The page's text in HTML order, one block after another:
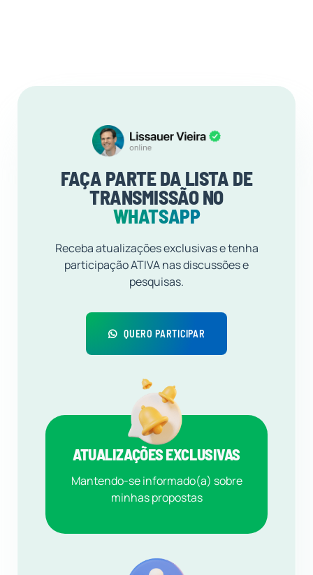
FAÇA PARTE DA LISTA DE
TRANSMISSÃO NO
WHATSAPP
Receba atualizações exclusivas e tenha
participação ATIVA nas discussões e
pesquisas.
QUERO PARTICIPAR
ATUALIZAÇÕES EXCLUSIVAS
Mantendo-se informado(a) sobre
minhas propostas